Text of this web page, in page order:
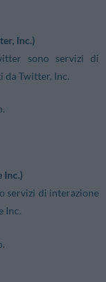
Inc.)
sono servizi di
Twitter, Inc.
Inc.)
servizi di interazione
Inc.